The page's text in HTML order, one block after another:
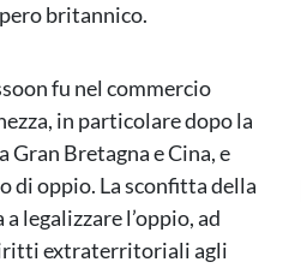
britannico.
fu nel commercio
in particolare dopo la
Bretagna e Cina, e
di oppio. La sconfitta della
legalizzare l’oppio, ad
extraterritoriali agli